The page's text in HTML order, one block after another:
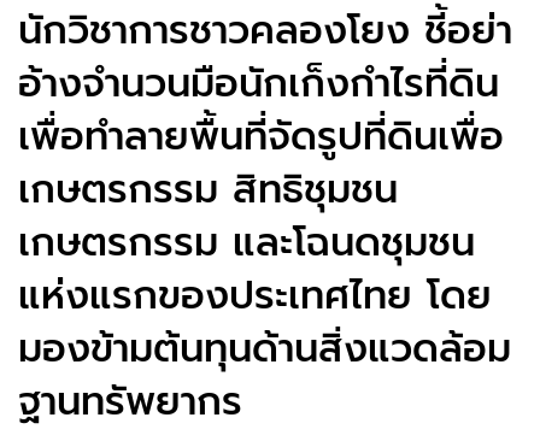
นักวิชาการชาวคลองโยง ชี้อย่า
อ้างจำนวนมือนักเก็งกำไรที่ดิน
เพื่อทำลายพื้นที่จัดรูปที่ดินเพื่อ
เกษตรกรรม สิทธิชุมชน
เกษตรกรรม และโฉนดชุมชน
แห่งแรกของประเทศไทย โดย
มองข้ามต้นทุนด้านสิ่งแวดล้อม
ฐานทรัพยากร